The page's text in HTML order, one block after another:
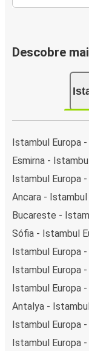
Descobre
Istambul Europa -
Esmirna -
Istambul Europa -
Ancara - Istambul
Bucareste -
Sófia - Istambul
Istambul Europa
Istambul Europa
Istambul Europa
Antalya -
Istambul Europa -
Istambul Europa -